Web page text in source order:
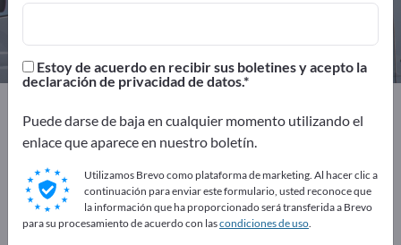
1 1
Instrumentos de aviación
¡Anúnciese gratis en Exportpages!
Necesidades – Ofertas – Productos usados – Contactos
comerciales >> Empiece aquí
Estoy de acuerdo en recibir sus boletines y acepto la
declaración de privacidad de datos.
Puede darse de baja en cualquier momento utilizando el
enlace que aparece en nuestro boletín.
Utilizamos Brevo como plataforma de marketing. Al hacer clic a
continuación para enviar este formulario, usted reconoce que
la información que ha proporcionado será transferida a Brevo
para su procesamiento de acuerdo con lascondiciones de uso.